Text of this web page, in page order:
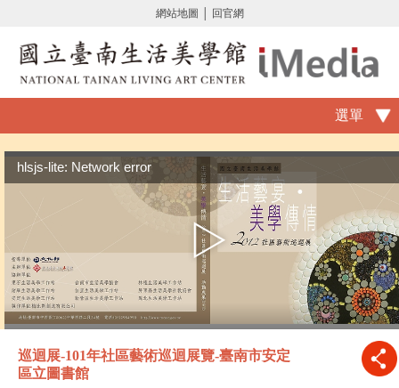
網站地圖 回官網
選單
hlsjs-lite: Network error
巡迴展-101年社區藝術巡迴展覽-臺南市安定
區立圖書館